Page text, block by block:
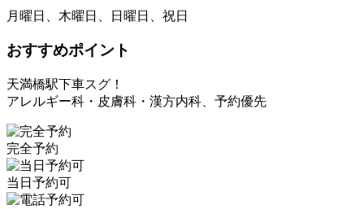
月曜日、木曜日、日曜日、祝日
おすすめポイント
天満橋駅下車スグ！
アレルギー科・皮膚科・漢方内科、予約優先
完全予約
当日予約可